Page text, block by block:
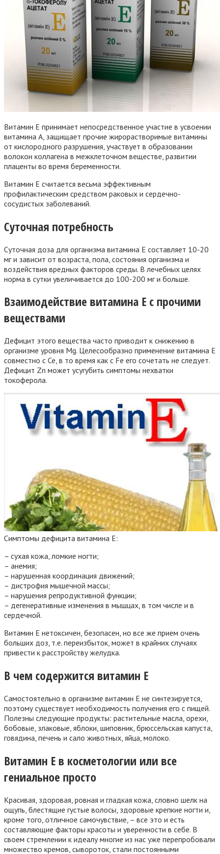
Витамин Е принимает непосредственное участие в усвоении
витамина А, защищает прочие жирорастворимые витамины
от кислородного разрушения, участвует в образовании
волокон коллагена в межклеточном веществе, развитии
плаценты во время беременности.
Витамин Е считается весьма эффективным
профилактическим средством раковых и сердечно-
сосудистых заболеваний.
Суточная потребность
Суточная доза для организма витамина Е составляет 10-20
мг и зависит от возраста, пола, состояния организма и
воздействия вредных факторов среды. В лечебных целях
норма в сутки увеличивается до 100-200 мг и больше.
Взаимодействие витамина Е с прочими
веществами
Дефицит этого вещества часто приводит к снижению в
организме уровня Mg. Целесообразно применение витамина Е
совместно с Ce, в то время как с Fe его сочетать не следует.
Дефицит Zn может усугубить симптомы нехватки
токоферола.
Симптомы дефицита витамина Е:
– сухая кожа, ломкие ногти;
– анемия;
– нарушенная координация движений;
– дистрофия мышечной массы;
– нарушения репродуктивной функции;
– дегенеративные изменения в мышцах, в том числе и в
сердечной.
Витамин Е нетоксичен, безопасен, но все же прием очень
больших доз, т.е. переизбыток, может в крайних случаях
привести к расстройству желудка.
В чем содержится витамин Е
Самостоятельно в организме витамин Е не синтезируется,
поэтому существует необходимость получения его с пищей.
Полезны следующие продукты: растительные масла, орехи,
бобовые, злаковые, яблоки, шиповник, брюссельская капуста,
говядина, печень и сало животных, яйца, молоко.
Витамин Е в косметологии или все
гениальное просто
Красивая, здоровая, ровная и гладкая кожа, словно шелк на
ощупь, блестящие густые волосы, здоровые крепкие ногти и,
кроме того, отличное самочувствие, – все это и есть
составляющие факторы красоты и уверенности в себе. В
своем стремлении к идеалу многие из нас уже перепробовали
множество кремов, сывороток, стали постоянными